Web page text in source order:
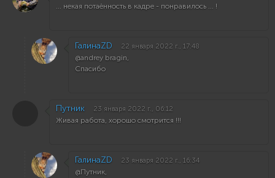
... некая потаённость в кадре - понравилось ... !
ГалинаZD 22 января 2022 г., 17:48
@andrey bragin,
Спасибо
Путник 23 января 2022 г., 06:12
Живая работа, хорошо смотрится !!!
ГалинаZD 23 января 2022 г., 16:34
@Путник,